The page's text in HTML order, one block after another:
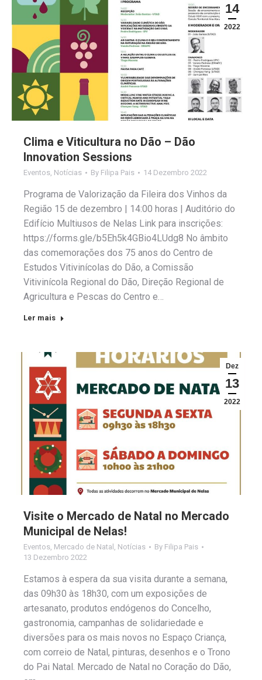
14
2022
Clima e Viticultura no Dão – Dão
Innovation Sessions
Eventos Notícias By Filipa Pais 14 Dezembro 2022
Programa de Valorização da Fileira dos Vinhos da
Região 15 de dezembro | 14:00 horas | Auditório do
Edifício Multiusos de Nelas Link para inscrições:
https://forms.gle/b5Eh5k4GBio4LUdg8 No âmbito
das comemorações dos 75 anos do Centro de
Estudos Vitivinícolas do Dão, a Comissão
Vitivinícola Regional do Dão, Direção Regional de
Agricultura e Pescas do Centro e…
Ler mais
Dez
13
2022
Visite o Mercado de Natal no Mercado
Municipal de Nelas!
Eventos Mercado de Natal Notícias By Filipa Pais
13 Dezembro 2022
Estamos à espera da sua visita durante a semana,
das 09h30 às 18h30, com um exposições de
artesanato, produtos endógenos do Concelho,
gastronomia, campanhas de solidariedade e
diversões para os mais novos no Espaço Criança,
com correio de Natal, pinturas, desenhos e o Trono
do Pai Natal. Mercado de Natal no Coração do Dão,